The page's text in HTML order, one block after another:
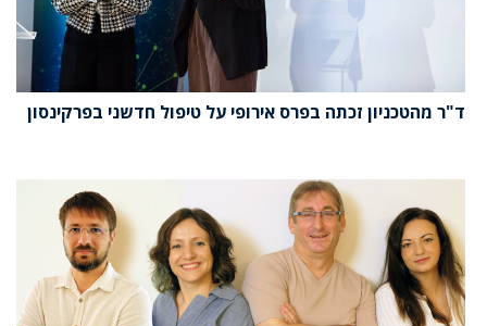
ד"ר מהטכניון זכתה בפרס אירופי על טיפול חדשני בפרקינסון